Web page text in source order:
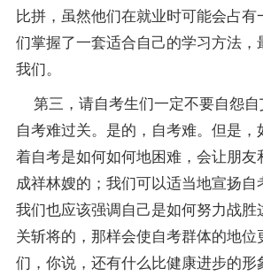
比拼，虽然他们在就业时可能会占
们掌握了一套适合自己的学习方法，
我们。
第三，请自考生们一定不要自怨
自考难过关。是的，自考难。但是，
着自考是如何如何地困难，会让朋友
成祥林嫂的；我们可以适当地宣扬
我们也应该强调自己是如何努力战胜
关斩将的，那样会使自考群体的地位
们，你说，还有什么比健康进步的形